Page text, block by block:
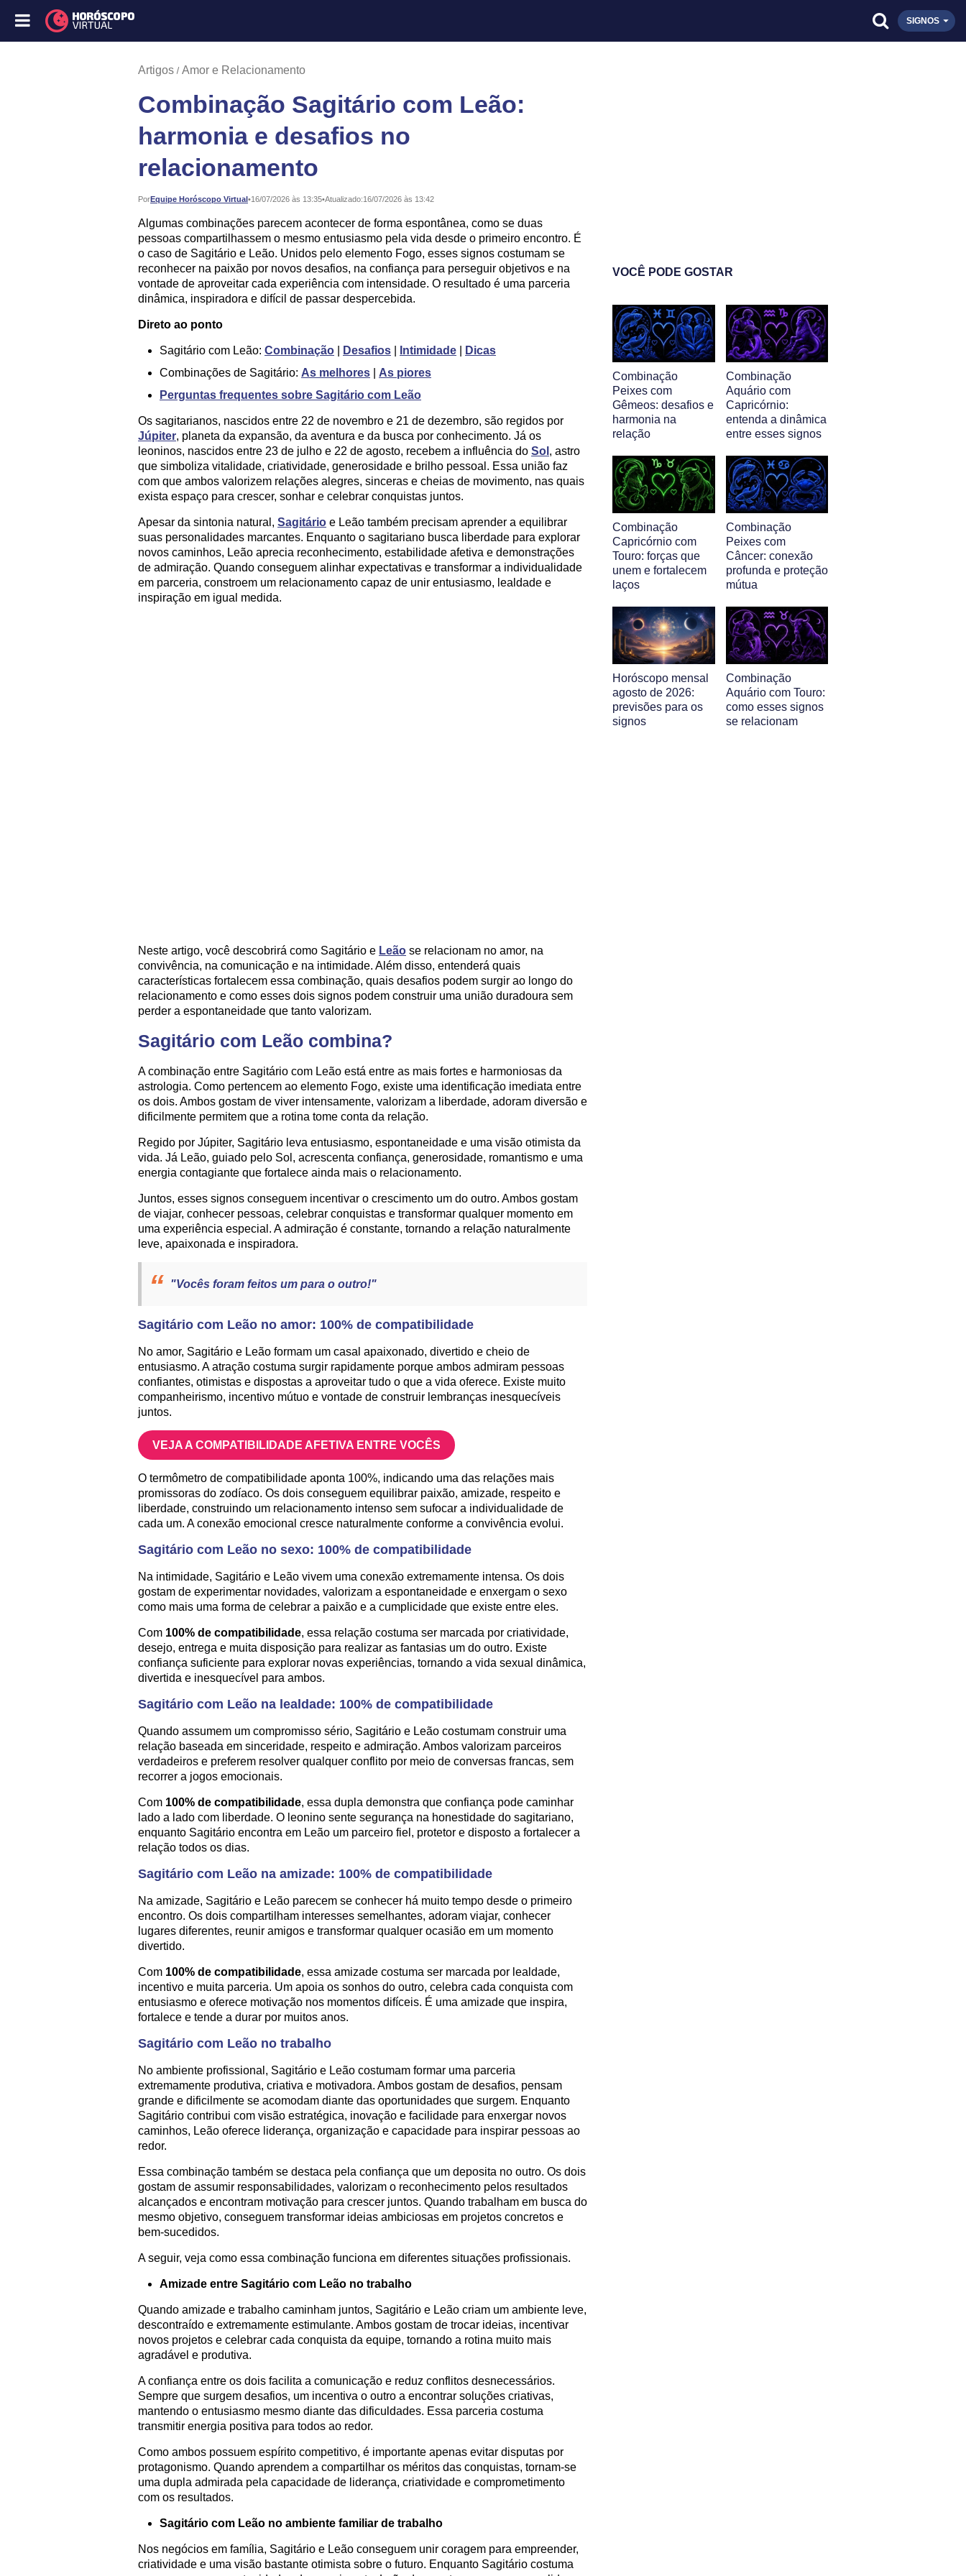
SIGNOS
Artigos Amor e Relacionamento
Combinação Sagitário com Leão:
harmonia e desafios no
relacionamento
PorEquipe Horóscopo Virtual•
Publicado: 16/07/2026 às 13:35•Atualizado:16/07/2026 às 13:42
Algumas combinações parecem acontecer de forma espontânea, como se duas
pessoas compartilhassem o mesmo entusiasmo pela vida desde o primeiro encontro. É
o caso de Sagitário e Leão. Unidos pelo elemento Fogo, esses signos costumam se
reconhecer na paixão por novos desafios, na confiança para perseguir objetivos e na
vontade de aproveitar cada experiência com intensidade. O resultado é uma parceria
dinâmica, inspiradora e difícil de passar despercebida.
Direto ao ponto
Sagitário com Leão: Combinação Desafios Intimidade
Dicas
Combinações de Sagitário: As melhores
As piores
Perguntas frequentes sobre Sagitário com Leão
Os sagitarianos, nascidos entre 22 de novembro e 21 de dezembro, são regidos por
Júpiter, planeta da expansão, da aventura e da busca por conhecimento. Já os
leoninos, nascidos entre 23 de julho e 22 de agosto, recebem a influência do Sol , astro
que simboliza vitalidade, criatividade, generosidade e brilho pessoal. Essa união faz
com que ambos valorizem relações alegres, sinceras e cheias de movimento, nas quais
exista espaço para crescer, sonhar e celebrar conquistas juntos.
Apesar da sintonia natural, Sagitário e Leão também precisam aprender a equilibrar
suas personalidades marcantes. Enquanto o sagitariano busca liberdade para explorar
novos caminhos, Leão aprecia reconhecimento, estabilidade afetiva e demonstrações
de admiração. Quando conseguem alinhar expectativas e transformar a individualidade
em parceria, constroem um relacionamento capaz de unir entusiasmo, lealdade e
inspiração em igual medida.
Neste artigo, você descobrirá como Sagitário e Leão se relacionam no amor, na
convivência, na comunicação e na intimidade. Além disso, entenderá quais
características fortalecem essa combinação, quais desafios podem surgir ao longo do
relacionamento e como esses dois signos podem construir uma união duradoura sem
perder a espontaneidade que tanto valorizam.
Sagitário com Leão combina?
A combinação entre Sagitário com Leão está entre as mais fortes e harmoniosas da
astrologia. Como pertencem ao elemento Fogo, existe uma identificação imediata entre
os dois. Ambos gostam de viver intensamente, valorizam a liberdade, adoram diversão e
dificilmente permitem que a rotina tome conta da relação.
Regido por Júpiter, Sagitário leva entusiasmo, espontaneidade e uma visão otimista da
vida. Já Leão, guiado pelo Sol, acrescenta confiança, generosidade, romantismo e uma
energia contagiante que fortalece ainda mais o relacionamento.
Juntos, esses signos conseguem incentivar o crescimento um do outro. Ambos gostam
de viajar, conhecer pessoas, celebrar conquistas e transformar qualquer momento em
uma experiência especial. A admiração é constante, tornando a relação naturalmente
leve, apaixonada e inspiradora.
"Vocês foram feitos um para o outro!"
Sagitário com Leão no amor: 100% de compatibilidade
No amor, Sagitário e Leão formam um casal apaixonado, divertido e cheio de
entusiasmo. A atração costuma surgir rapidamente porque ambos admiram pessoas
confiantes, otimistas e dispostas a aproveitar tudo o que a vida oferece. Existe muito
companheirismo, incentivo mútuo e vontade de construir lembranças inesquecíveis
juntos.
VEJA A COMPATIBILIDADE AFETIVA ENTRE VOCÊS
O termômetro de compatibilidade aponta 100%, indicando uma das relações mais
promissoras do zodíaco. Os dois conseguem equilibrar paixão, amizade, respeito e
liberdade, construindo um relacionamento intenso sem sufocar a individualidade de
cada um. A conexão emocional cresce naturalmente conforme a convivência evolui.
Sagitário com Leão no sexo: 100% de compatibilidade
Na intimidade, Sagitário e Leão vivem uma conexão extremamente intensa. Os dois
gostam de experimentar novidades, valorizam a espontaneidade e enxergam o sexo
como mais uma forma de celebrar a paixão e a cumplicidade que existe entre eles.
Com 100% de compatibilidade, essa relação costuma ser marcada por criatividade,
desejo, entrega e muita disposição para realizar as fantasias um do outro. Existe
confiança suficiente para explorar novas experiências, tornando a vida sexual dinâmica,
divertida e inesquecível para ambos.
Sagitário com Leão na lealdade: 100% de compatibilidade
Quando assumem um compromisso sério, Sagitário e Leão costumam construir uma
relação baseada em sinceridade, respeito e admiração. Ambos valorizam parceiros
verdadeiros e preferem resolver qualquer conflito por meio de conversas francas, sem
recorrer a jogos emocionais.
Com 100% de compatibilidade, essa dupla demonstra que confiança pode caminhar
lado a lado com liberdade. O leonino sente segurança na honestidade do sagitariano,
enquanto Sagitário encontra em Leão um parceiro fiel, protetor e disposto a fortalecer a
relação todos os dias.
Sagitário com Leão na amizade: 100% de compatibilidade
Na amizade, Sagitário e Leão parecem se conhecer há muito tempo desde o primeiro
encontro. Os dois compartilham interesses semelhantes, adoram viajar, conhecer
lugares diferentes, reunir amigos e transformar qualquer ocasião em um momento
divertido.
Com 100% de compatibilidade, essa amizade costuma ser marcada por lealdade,
incentivo e muita parceria. Um apoia os sonhos do outro, celebra cada conquista com
entusiasmo e oferece motivação nos momentos difíceis. É uma amizade que inspira,
fortalece e tende a durar por muitos anos.
Sagitário com Leão no trabalho
No ambiente profissional, Sagitário e Leão costumam formar uma parceria
extremamente produtiva, criativa e motivadora. Ambos gostam de desafios, pensam
grande e dificilmente se acomodam diante das oportunidades que surgem. Enquanto
Sagitário contribui com visão estratégica, inovação e facilidade para enxergar novos
caminhos, Leão oferece liderança, organização e capacidade para inspirar pessoas ao
redor.
Essa combinação também se destaca pela confiança que um deposita no outro. Os dois
gostam de assumir responsabilidades, valorizam o reconhecimento pelos resultados
alcançados e encontram motivação para crescer juntos. Quando trabalham em busca do
mesmo objetivo, conseguem transformar ideias ambiciosas em projetos concretos e
bem-sucedidos.
A seguir, veja como essa combinação funciona em diferentes situações profissionais.
Amizade entre Sagitário com Leão no trabalho
Quando amizade e trabalho caminham juntos, Sagitário e Leão criam um ambiente leve,
descontraído e extremamente estimulante. Ambos gostam de trocar ideias, incentivar
novos projetos e celebrar cada conquista da equipe, tornando a rotina muito mais
agradável e produtiva.
A confiança entre os dois facilita a comunicação e reduz conflitos desnecessários.
Sempre que surgem desafios, um incentiva o outro a encontrar soluções criativas,
mantendo o entusiasmo mesmo diante das dificuldades. Essa parceria costuma
transmitir energia positiva para todos ao redor.
Como ambos possuem espírito competitivo, é importante apenas evitar disputas por
protagonismo. Quando aprendem a compartilhar os méritos das conquistas, tornam-se
uma dupla admirada pela capacidade de liderança, criatividade e comprometimento
com os resultados.
Sagitário com Leão no ambiente familiar de trabalho
Nos negócios em família, Sagitário e Leão conseguem unir coragem para empreender,
criatividade e uma visão bastante otimista sobre o futuro. Enquanto Sagitário costuma
VOCÊ PODE GOSTAR
Combinação
Peixes com
Gêmeos: desafios e
harmonia na
relação
Combinação
Aquário com
Capricórnio:
entenda a dinâmica
entre esses signos
Combinação
Capricórnio com
Touro: forças que
unem e fortalecem
laços
Combinação
Peixes com
Câncer: conexão
profunda e proteção
mútua
Horóscopo mensal
agosto de 2026:
previsões para os
signos
Combinação
Aquário com Touro:
como esses signos
se relacionam